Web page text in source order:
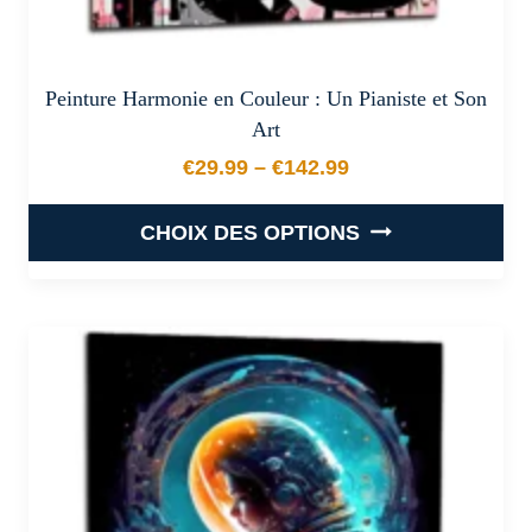
Peinture Harmonie en Couleur : Un Pianiste et Son
Art
€29.99 – €142.99
Plage de prix : €29.99 à
CHOIX DES OPTIONS
a
plusieurs
variations.
Les
options
peuvent